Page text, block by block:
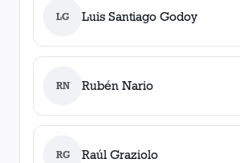
LG Luis Santiago Godoy
RN Rubén Nario
RG Raúl Graziolo